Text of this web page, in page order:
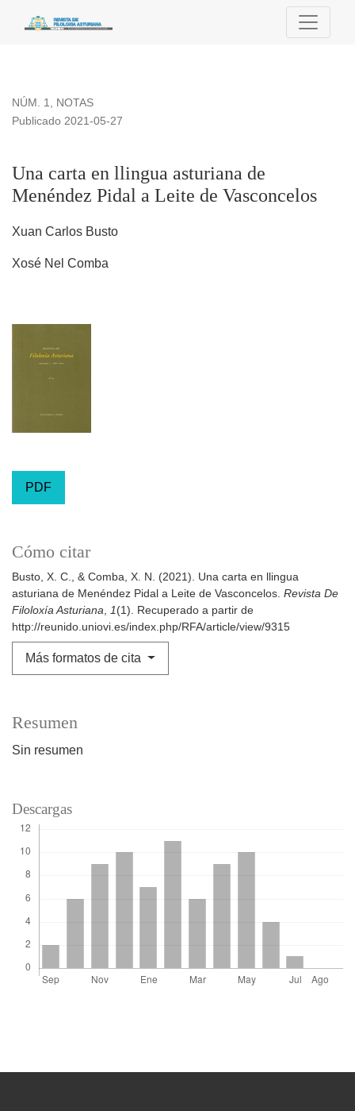
Una carta en llingua asturiana de Menéndez Pidal a Leite
NÚM. 1, NOTAS
Una carta en llingua asturiana de
Menéndez Pidal a Leite de Vasconcelos
Publicado 2021-05-27
Xuan Carlos Busto
Xosé Nel Comba
PDF
Cómo citar
Busto, X. C., & Comba, X. N. (2021). Una carta en llingua
asturiana de Menéndez Pidal a Leite de Vasconcelos. Revista De
Filoloxía Asturiana, 1(1). Recuperado a partir de
http://reunido.uniovi.es/index.php/RFA/article/view/9315
Más formatos de cita
Resumen
Sin resumen
Descargas